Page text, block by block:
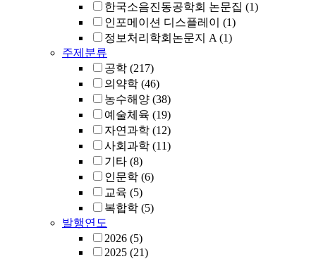
한국소음진동공학회 논문집 (1)
인포메이션 디스플레이
(1)
정보처리학회논문지 A (1)
주제분류
공학 (217)
의약학 (46)
농수해양 (38)
예술체육 (19)
자연과학 (12)
사회과학 (11)
기타 (8)
인문학 (6)
교육 (5)
복합학 (5)
발행연도
2026 (5)
2025 (21)